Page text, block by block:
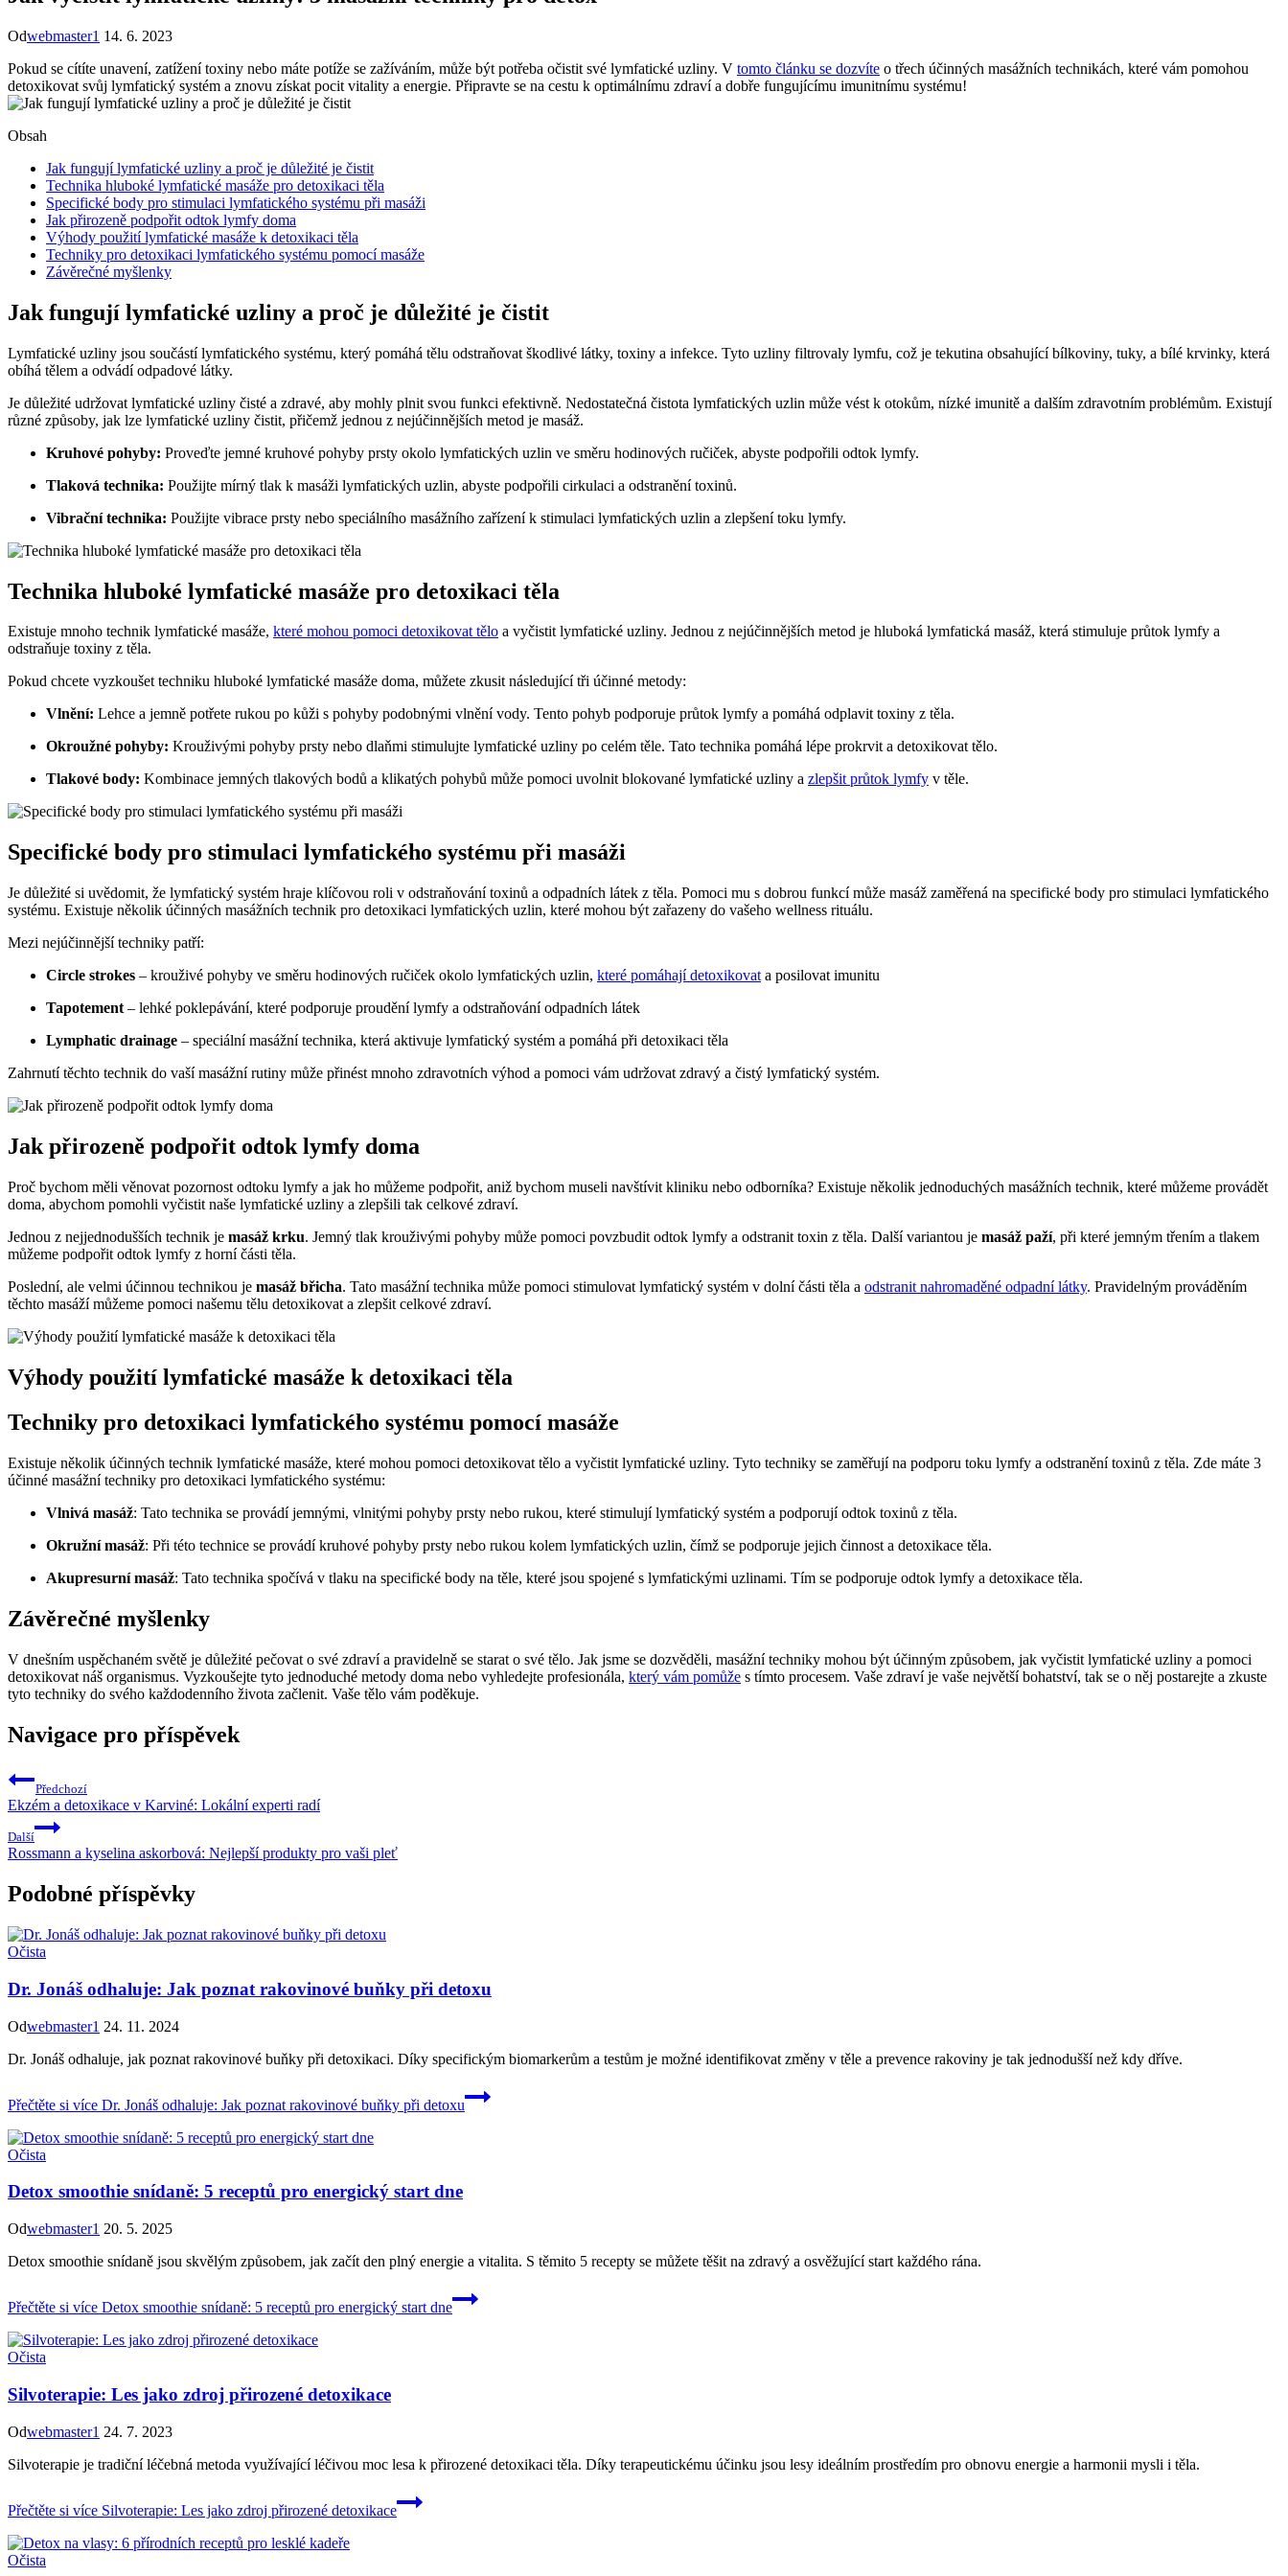
Odwebmaster1 14. 6. 2023
Pokud se cítíte unavení, zatížení toxiny nebo máte potíže se zažíváním, může být potřeba očistit své lymfatické uzliny. V tomto článku se dozvíte o třech účinných masážních technikách, které vám pomohou
detoxikovat svůj lymfatický systém a znovu získat pocit vitality a energie. Připravte se na cestu k optimálnímu zdraví a dobře fungujícímu imunitnímu systému!
Obsah
Jak fungují lymfatické uzliny a proč je důležité je čistit
Technika hluboké lymfatické masáže pro detoxikaci těla
Specifické body pro stimulaci lymfatického systému při masáži
Jak přirozeně podpořit odtok lymfy doma
Výhody použití lymfatické masáže k detoxikaci těla
Techniky pro detoxikaci lymfatického systému pomocí masáže
Závěrečné myšlenky
Jak fungují lymfatické uzliny a proč je důležité je čistit
Lymfatické uzliny jsou součástí lymfatického systému, který pomáhá tělu odstraňovat škodlivé látky, toxiny a infekce. Tyto uzliny filtrovaly lymfu, což je tekutina obsahující bílkoviny, tuky, a bílé krvinky, která
obíhá tělem a odvádí odpadové látky.
Je důležité udržovat lymfatické uzliny čisté a zdravé, aby mohly plnit svou funkci efektivně. Nedostatečná čistota lymfatických uzlin může vést k otokům, nízké imunitě a dalším zdravotním problémům. Existují
různé způsoby, jak lze lymfatické uzliny čistit, přičemž jednou z nejúčinnějších metod je masáž.
Kruhové pohyby: Proveďte jemné kruhové pohyby prsty okolo lymfatických uzlin ve směru hodinových ručiček, abyste podpořili odtok lymfy.
Tlaková technika: Použijte mírný tlak k masáži lymfatických uzlin, abyste podpořili cirkulaci a odstranění toxinů.
Vibrační technika: Použijte vibrace prsty nebo speciálního masážního zařízení k stimulaci lymfatických uzlin a zlepšení toku lymfy.
Technika hluboké lymfatické masáže pro detoxikaci těla
Existuje mnoho technik lymfatické masáže, které mohou pomoci detoxikovat tělo a vyčistit lymfatické uzliny. Jednou z nejúčinnějších metod je hluboká lymfatická masáž, která stimuluje průtok lymfy a
odstraňuje toxiny z těla.
Pokud chcete vyzkoušet techniku hluboké lymfatické masáže doma, můžete zkusit následující tři účinné metody:
Vlnění: Lehce a jemně potřete rukou po kůži s pohyby podobnými vlnění vody. Tento pohyb podporuje průtok lymfy a pomáhá odplavit toxiny z těla.
Okroužné pohyby: Krouživými pohyby prsty nebo dlaňmi stimulujte lymfatické uzliny po celém těle. Tato technika pomáhá lépe prokrvit a detoxikovat tělo.
Tlakové body: Kombinace jemných tlakových bodů a klikatých pohybů může pomoci uvolnit blokované lymfatické uzliny a zlepšit průtok lymfy v těle.
Specifické body pro stimulaci lymfatického systému při masáži
Je důležité si uvědomit, že lymfatický systém hraje klíčovou roli v odstraňování toxinů a odpadních látek z těla. Pomoci mu s dobrou funkcí může masáž zaměřená na specifické body pro stimulaci lymfatického
systému. Existuje několik účinných masážních technik pro detoxikaci lymfatických uzlin, které mohou být zařazeny do vašeho wellness rituálu.
Mezi nejúčinnější techniky patří:
Circle strokes – krouživé pohyby ve směru hodinových ručiček okolo lymfatických uzlin, které pomáhají detoxikovat a posilovat imunitu
Tapotement – lehké poklepávání, které podporuje proudění lymfy a odstraňování odpadních látek
Lymphatic drainage – speciální masážní technika, která aktivuje lymfatický systém a pomáhá při detoxikaci těla
Zahrnutí těchto technik do vaší masážní rutiny může přinést mnoho zdravotních výhod a pomoci vám udržovat zdravý a čistý lymfatický systém.
Jak přirozeně podpořit odtok lymfy doma
Proč bychom měli věnovat pozornost odtoku lymfy a jak ho můžeme podpořit, aniž bychom museli navštívit kliniku nebo odborníka? Existuje několik jednoduchých masážních technik, které můžeme provádět
doma, abychom pomohli vyčistit naše lymfatické uzliny a zlepšili tak celkové zdraví.
Jednou z nejjednodušších technik je masáž krku. Jemný tlak krouživými pohyby může pomoci povzbudit odtok lymfy a odstranit toxin z těla. Další variantou je masáž paží, při které jemným třením a tlakem
můžeme podpořit odtok lymfy z horní části těla.
Poslední, ale velmi účinnou technikou je masáž břicha. Tato masážní technika může pomoci stimulovat lymfatický systém v dolní části těla a odstranit nahromaděné odpadní látky. Pravidelným prováděním
těchto masáží můžeme pomoci našemu tělu detoxikovat a zlepšit celkové zdraví.
Výhody použití lymfatické masáže k detoxikaci těla
Techniky pro detoxikaci lymfatického systému pomocí masáže
Existuje několik účinných technik lymfatické masáže, které mohou pomoci detoxikovat tělo a vyčistit lymfatické uzliny. Tyto techniky se zaměřují na podporu toku lymfy a odstranění toxinů z těla. Zde máte 3
účinné masážní techniky pro detoxikaci lymfatického systému:
Vlnivá masáž: Tato technika se provádí jemnými, vlnitými pohyby prsty nebo rukou, které stimulují lymfatický systém a podporují odtok toxinů z těla.
Okružní masáž: Při této technice se provádí kruhové pohyby prsty nebo rukou kolem lymfatických uzlin, čímž se podporuje jejich činnost a detoxikace těla.
Akupresurní masáž: Tato technika spočívá v tlaku na specifické body na těle, které jsou spojené s lymfatickými uzlinami. Tím se podporuje odtok lymfy a detoxikace těla.
Závěrečné myšlenky
V dnešním uspěchaném světě je důležité pečovat o své zdraví a pravidelně se starat o své tělo. Jak jsme se dozvěděli, masážní techniky mohou být účinným způsobem, jak vyčistit lymfatické uzliny a pomoci
detoxikovat náš organismus. Vyzkoušejte tyto jednoduché metody doma nebo vyhledejte profesionála, který vám pomůže s tímto procesem. Vaše zdraví je vaše největší bohatství, tak se o něj postarejte a zkuste
tyto techniky do svého každodenního života začlenit. Vaše tělo vám poděkuje.
Navigace pro příspěvek
Předchozí
Ekzém a detoxikace v Karviné: Lokální experti radí
Další
Rossmann a kyselina askorbová: Nejlepší produkty pro vaši pleť
Podobné příspěvky
Očista
Dr. Jonáš odhaluje: Jak poznat rakovinové buňky při detoxu
Odwebmaster1 24. 11. 2024
Dr. Jonáš odhaluje, jak poznat rakovinové buňky při detoxikaci. Díky specifickým biomarkerům a testům je možné identifikovat změny v těle a prevence rakoviny je tak jednodušší než kdy dříve.
Přečtěte si více Dr. Jonáš odhaluje: Jak poznat rakovinové buňky při detoxu
Očista
Detox smoothie snídaně: 5 receptů pro energický start dne
Odwebmaster1 20. 5. 2025
Detox smoothie snídaně jsou skvělým způsobem, jak začít den plný energie a vitalita. S těmito 5 recepty se můžete těšit na zdravý a osvěžující start každého rána.
Přečtěte si více Detox smoothie snídaně: 5 receptů pro energický start dne
Očista
Silvoterapie: Les jako zdroj přirozené detoxikace
Odwebmaster1 24. 7. 2023
Silvoterapie je tradiční léčebná metoda využívající léčivou moc lesa k přirozené detoxikaci těla. Díky terapeutickému účinku jsou lesy ideálním prostředím pro obnovu energie a harmonii mysli i těla.
Přečtěte si více Silvoterapie: Les jako zdroj přirozené detoxikace
Očista